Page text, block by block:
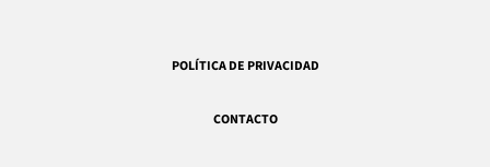
POLÍTICA DE PRIVACIDAD
CONTACTO